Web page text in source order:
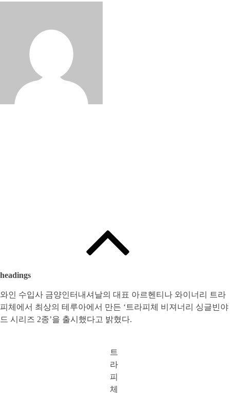
headings
와인 수입사 금양인터내셔날의 대표 아르헨티나 와이너리 트라
피체에서 최상의 테루아에서 만든 ‘트라피체 비져너리 싱글빈야
드 시리즈 2종’을 출시했다고 밝혔다.
트
라
피
체